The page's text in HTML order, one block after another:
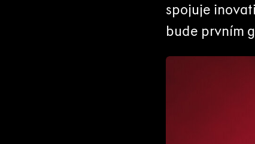
spojuje
bude prvním